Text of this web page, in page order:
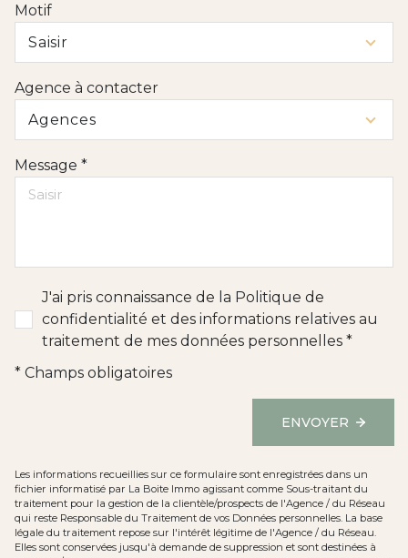
Motif
Saisir
Agence à contacter
Agences
Message *
J'ai pris connaissance de la Politique de
confidentialité et des informations relatives au
traitement de mes données personnelles *
* Champs obligatoires
ENVOYER
Les informations recueillies sur ce formulaire sont enregistrées dans un
fichier informatisé par La Boite Immo agissant comme Sous-traitant du
traitement pour la gestion de la clientèle/prospects de l'Agence / du Réseau
qui reste Responsable du Traitement de vos Données personnelles. La base
légale du traitement repose sur l'intérêt légitime de l'Agence / du Réseau.
Elles sont conservées jusqu'à demande de suppression et sont destinées à